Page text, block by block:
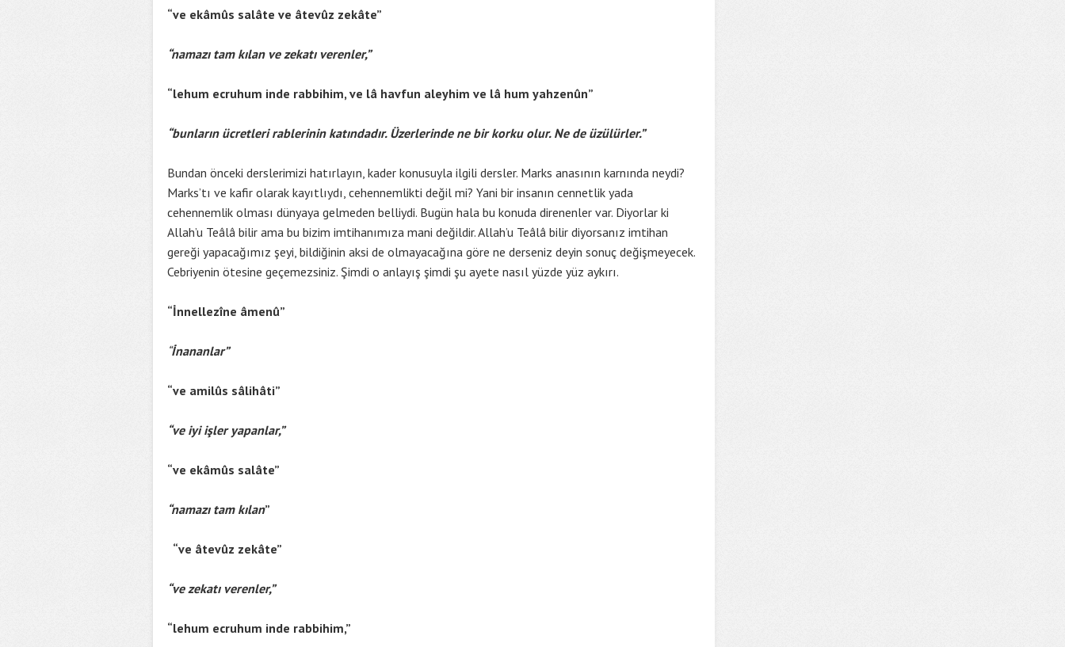
“ve ekâmûs salâte ve âtevûz zekâte”
“namazı tam kılan ve zekatı verenler,”
“lehum ecruhum inde rabbihim, ve lâ havfun aleyhim ve lâ hum yahzenûn”
“bunların ücretleri rablerinin katındadır. Üzerlerinde ne bir korku olur. Ne de üzülürler.”
Bundan önceki derslerimizi hatırlayın, kader konusuyla ilgili dersler. Marks anasının karnında neydi?
Marks’tı ve kafir olarak kayıtlıydı, cehennemlikti değil mi? Yani bir insanın cennetlik yada
cehennemlik olması dünyaya gelmeden belliydi. Bugün hala bu konuda direnenler var. Diyorlar ki
Allah’u Teâlâ bilir ama bu bizim imtihanımıza mani değildir. Allah’u Teâlâ bilir diyorsanız imtihan
gereği yapacağımız şeyi, bildiğinin aksi de olmayacağına göre ne derseniz deyin sonuç değişmeyecek.
Cebriyenin ötesine geçemezsiniz. Şimdi o anlayış şimdi şu ayete nasıl yüzde yüz aykırı.
“İnnellezîne âmenû”
“İnananlar”
“ve amilûs sâlihâti”
“ve iyi işler yapanlar,”
“ve ekâmûs salâte”
“namazı tam kılan”
“ve âtevûz zekâte”
“ve zekatı verenler,”
“lehum ecruhum inde rabbihim,”